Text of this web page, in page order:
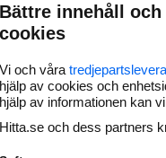
Uppdatera din
företagsinformation
Bättre innehåll
cookies
Vi och våra
hjälp av cookies och
hjälp av informationen kan
Hitta.se och dess partners